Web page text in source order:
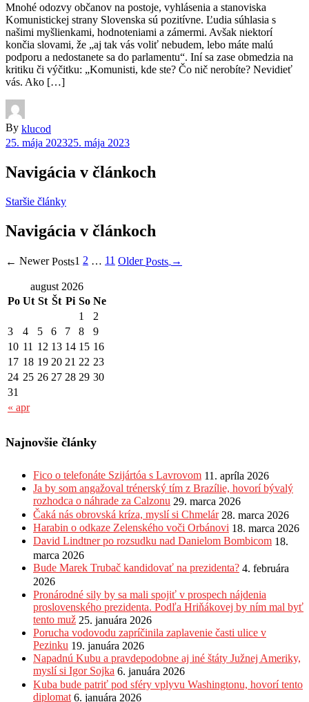
Mnohé odozvy občanov na postoje, vyhlásenia a stanoviska
Komunistickej strany Slovenska sú pozitívne. Ľudia súhlasia s
našimi myšlienkami, hodnoteniami a zámermi. Avšak niektorí
končia slovami, že „aj tak vás voliť nebudem, lebo máte malú
podporu a nedostanete sa do parlamentu“. Iní sa zase obmedzia na
kritiku či výčitku: „Komunisti, kde ste? Čo nič nerobíte? Nevidieť
vás. Ako […]
By klucod
25. mája 202325. mája 2023
Navigácia v článkoch
Staršie články
Navigácia v článkoch
← NewerPosts1 2 … 11 OlderPosts →
august 2026
Po Ut St Št Pi So Ne
« apr
1
2
3
4 5 6 7 8
9
10 11 12 13 14 15 16
17 18 19 20 21 22 23
24 25 26 27 28 29 30
31
Najnovšie články
Fico o telefonáte Szijártóa s Lavrovom 11. apríla 2026
Ja by som angažoval trénerský tím z Brazílie, hovorí bývalý
rozhodca o náhrade za Calzonu 29. marca 2026
Čaká nás obrovská kríza, myslí si Chmelár 28. marca 2026
Harabin o odkaze Zelenského voči Orbánovi 18. marca 2026
David Lindtner po rozsudku nad Danielom Bombicom 18.
marca 2026
Bude Marek Trubač kandidovať na prezidenta? 4. februára
2026
Pronárodné sily by sa mali spojiť v prospech nájdenia
proslovenského prezidenta. Podľa Hriňákovej by ním mal byť
tento muž 25. januára 2026
Porucha vodovodu zapríčinila zaplavenie časti ulice v
Pezinku 19. januára 2026
Napadnú Kubu a pravdepodobne aj iné štáty Južnej Ameriky,
myslí si Igor Sojka 6. januára 2026
Kuba bude patriť pod sféry vplyvu Washingtonu, hovorí tento
diplomat 6. januára 2026